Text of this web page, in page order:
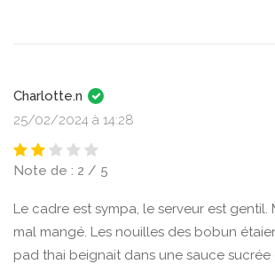
Charlotte.n
25/02/2024 à 14:28
Note de : 2 / 5
Le cadre est sympa, le serveur est gentil.
mal mangé. Les nouilles des bobun
pad thai beignait dans une sauce